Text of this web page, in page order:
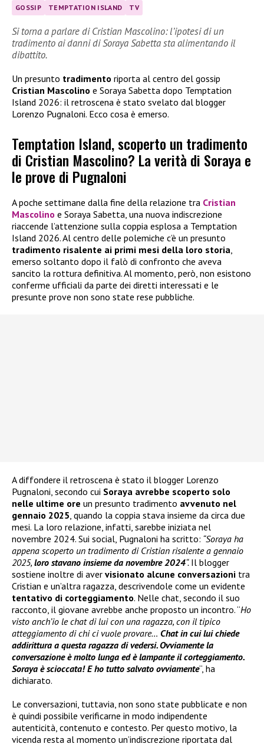
GOSSIP TEMPTATION ISLAND TV
Si torna a parlare di Cristian Mascolino: l’ipotesi di un
tradimento ai danni di Soraya Sabetta sta alimentando il
dibattito.
Un presunto tradimento riporta al centro del gossip
Cristian Mascolino e Soraya Sabetta dopo Temptation
Island 2026: il retroscena è stato svelato dal blogger
Lorenzo Pugnaloni. Ecco cosa è emerso.
Temptation Island, scoperto un tradimento
di Cristian Mascolino? La verità di Soraya e
le prove di Pugnaloni
A poche settimane dalla fine della relazione tra Cristian
Mascolino e Soraya Sabetta, una nuova indiscrezione
riaccende l’attenzione sulla coppia esplosa a Temptation
Island 2026. Al centro delle polemiche c’è un presunto
tradimento risalente ai primi mesi della loro storia,
emerso soltanto dopo il falò di confronto che aveva
sancito la rottura definitiva. Al momento, però, non esistono
conferme ufficiali da parte dei diretti interessati e le
presunte prove non sono state rese pubbliche.
A diffondere il retroscena è stato il blogger Lorenzo
Pugnaloni, secondo cui Soraya avrebbe scoperto solo
nelle ultime ore un presunto tradimento avvenuto nel
gennaio 2025, quando la coppia stava insieme da circa due
mesi. La loro relazione, infatti, sarebbe iniziata nel
novembre 2024. Sui social, Pugnaloni ha scritto: “Soraya ha
appena scoperto un tradimento di Cristian risalente a gennaio
2025, loro stavano insieme da novembre 2024“. Il blogger
sostiene inoltre di aver visionato alcune conversazioni tra
Cristian e un’altra ragazza, descrivendole come un evidente
tentativo di corteggiamento. Nelle chat, secondo il suo
racconto, il giovane avrebbe anche proposto un incontro. “Ho
visto anch’io le chat di lui con una ragazza, con il tipico
atteggiamento di chi ci vuole provare… Chat in cui lui chiede
addirittura a questa ragazza di vedersi. Ovviamente la
conversazione è molto lunga ed è lampante il corteggiamento.
Soraya è scioccata! E ho tutto salvato ovviamente“, ha
dichiarato.
Le conversazioni, tuttavia, non sono state pubblicate e non
è quindi possibile verificarne in modo indipendente
autenticità, contenuto e contesto. Per questo motivo, la
vicenda resta al momento un’indiscrezione riportata dal